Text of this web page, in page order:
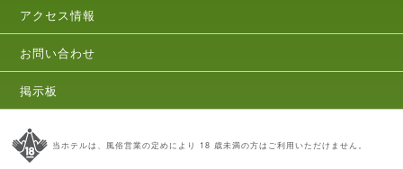
アクセス情報
お問い合わせ
掲示板
当ホテルは、風俗営業の定めにより 18 歳未満の方はご利用いただけません。